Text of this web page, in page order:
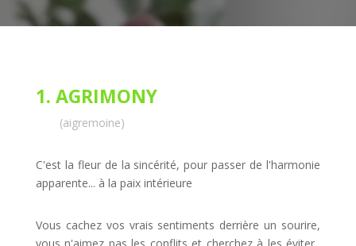
1. AGRIMONY
(aigremoine)
C'est la fleur de la sincérité, pour passer de l'harmonie
apparente... à la paix intérieure
Vous cachez vos vrais sentiments derrière un sourire,